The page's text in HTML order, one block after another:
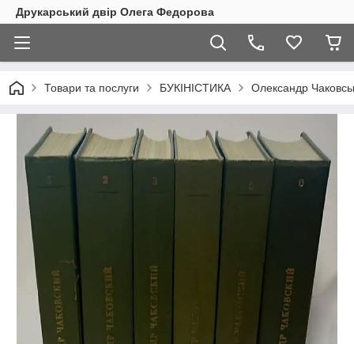
Друкарський двір Олега Федорова
Товари та послуги БУКІНІСТИКА Олександр